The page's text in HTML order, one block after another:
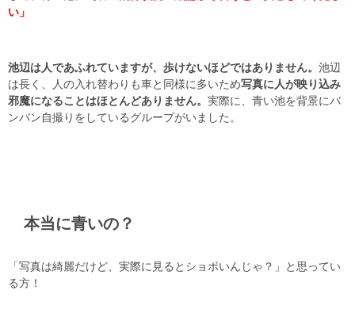
い」
池辺は人であふれていますが、歩けないほどではありません。 池辺
は長く、人の入れ替わりも車と同様に多いため写真に人が映り込み
邪魔になることはほとんどありません。 実際に、青い池を背景にバ
ンバン自撮りをしているグループがいました。
本当に青いの？
「写真は綺麗だけど、実際に見るとショボいんじゃ？」と思ってい
る方！